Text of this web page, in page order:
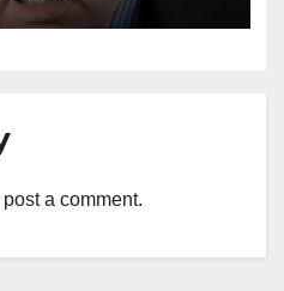
post a comment.